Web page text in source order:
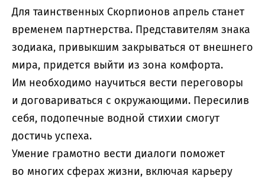
Для таинственных Скорпионов апрель станет
временем партнерства. Представителям знака
зодиака, привыкшим закрываться от внешнего
мира, придется выйти из зона комфорта.
Им необходимо научиться вести переговоры
и договариваться с окружающими. Пересилив
себя, подопечные водной стихии смогут
достичь успеха.
Умение грамотно вести диалоги поможет
во многих сферах жизни, включая карьеру